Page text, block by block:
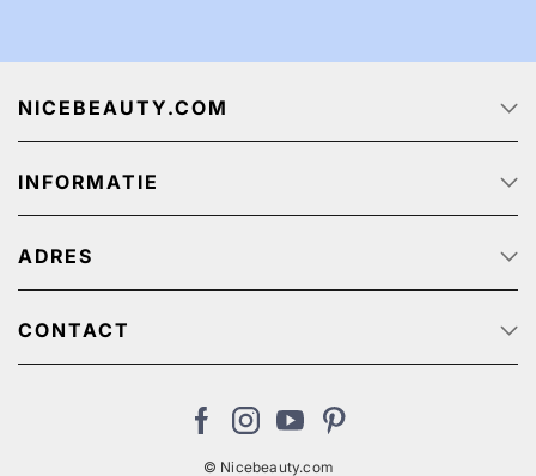
NICEBEAUTY.COM
Over ons
Track & Trace
Reclame aanbiedingen
INFORMATIE
Privacy beleid
Algemene Voorwaarden
Retour
ADRES
Stærevej 2,
6705 Esbjerg, Denmark
CONTACT
© Nicebeauty.com